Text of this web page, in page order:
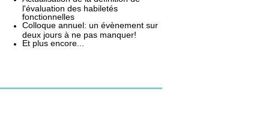
l'évaluation des habiletés
fonctionnelles
Colloque annuel: un évènement sur
deux jours à ne pas manquer!
Et plus encore...